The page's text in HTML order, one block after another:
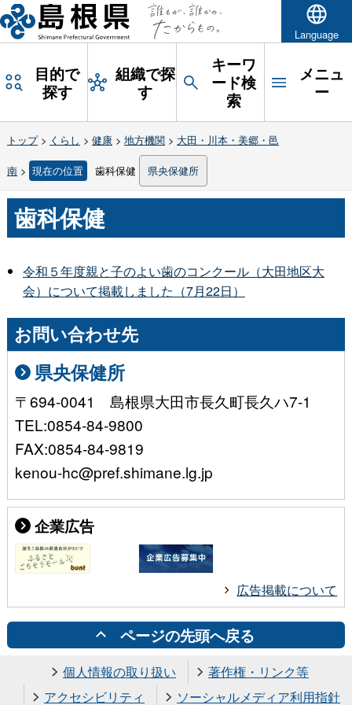
Language
目的で
探す
組織で探
す
キーワ
ード検
索
メニュ
ー
トップ> くらし > 健康> 地方機関> 大田・川本・美郷・邑
南> 現在の位置 歯科保健 県央保健所
歯科保健
令和５年度親と子のよい歯のコンクール（大田地区大
会）について掲載しました（7月22日）
お問い合わせ先
県央保健所
〒694-0041 島根県大田市長久町長久ハ7-1
TEL:0854-84-9800
FAX:0854-84-9819
kenou-hc@pref.shimane.lg.jp
企業広告
広告掲載について
ページの先頭へ戻る
個人情報の取り扱い
著作権・リンク等
アクセシビリティ
ソーシャルメディア利用指針